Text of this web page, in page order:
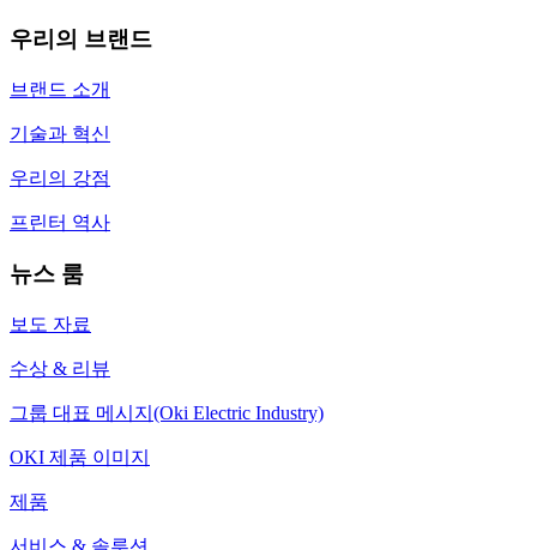
우리의 브랜드
브랜드 소개
기술과 혁신
우리의 강점
프린터 역사
뉴스 룸
보도 자료
수상 & 리뷰
그룹 대표 메시지(Oki Electric Industry)
OKI 제품 이미지
제품
서비스 & 솔루션